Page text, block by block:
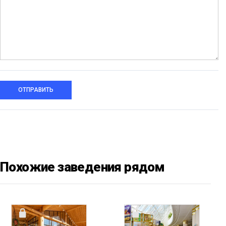
ОТПРАВИТЬ
Похожие заведения рядом